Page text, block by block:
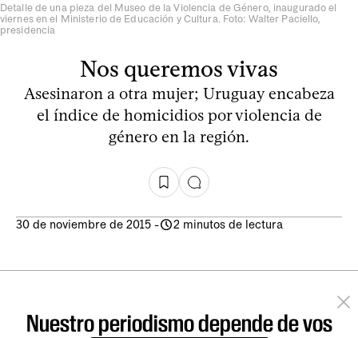
Detalle de una pieza del Museo de la Violencia de Género, inaugurado el
viernes en el Ministerio de Educación y Cultura. Foto: Walter Paciello,
presidencia
Nos queremos vivas
Asesinaron a otra mujer; Uruguay encabeza
el índice de homicidios por violencia de
género en la región.
30 de noviembre de 2015 - 2 minutos de lectura
Nuestro periodismo depende de vos